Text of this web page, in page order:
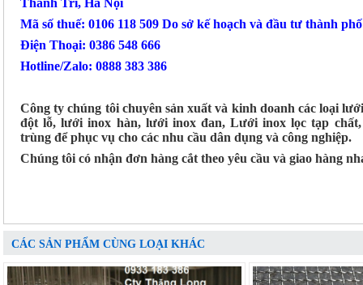
Thanh Trì, Hà Nội
Mã số thuế: 0106 118 509 Do sở kế hoạch và đầu tư thành
Điện Thoại: 0386 548 666
Hotline/Zalo: 0888 383 386
Công ty chúng tôi chuyên sản xuất và kinh doanh các loại
đột lỗ, lưới inox hàn, lưới inox đan, Lưới inox lọc tạp
trùng để phục vụ cho các nhu cầu dân dụng và công nghiệp.
Chúng tôi có nhận đơn hàng cắt theo yêu cầu và giao hàng
CÁC SẢN PHẨM CÙNG LOẠI KHÁC